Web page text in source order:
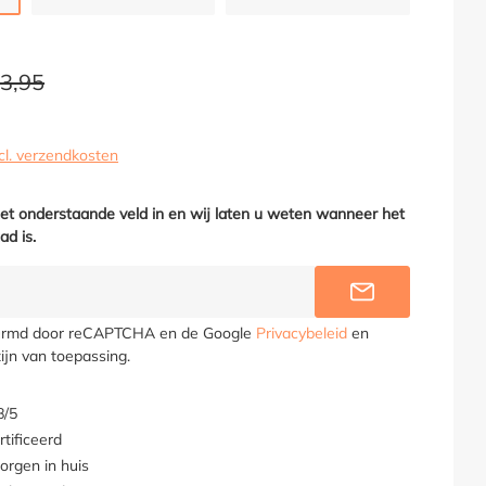
verzendkosten
onderstaande veld in en wij laten u weten wanneer het
is.
INFORMEER
door reCAPTCHA en de Google Privacybeleid en
van toepassing.
5
in huis